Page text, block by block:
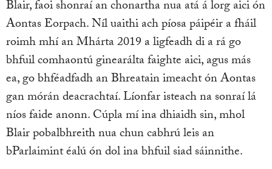
Blair, faoi shonraí an chonartha nua atá á lorg aici ón
Aontas Eorpach. Níl uaithi ach píosa páipéir a fháil
roimh mhí an Mhárta 2019 a ligfeadh di a rá go
bhfuil comhaontú ginearálta faighte aici, agus más
ea, go bhféadfadh an Bhreatain imeacht ón Aontas
gan mórán deacrachtaí. Líonfar isteach na sonraí lá
níos faide anonn. Cúpla mí ina dhiaidh sin, mhol
Blair pobalbhreith nua chun cabhrú leis an
bParlaimint éalú ón dol ina bhfuil siad sáinnithe.